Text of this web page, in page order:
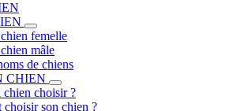
femelle
mâle
de chiens
CHIEN
chien choisir ?
choisir son chien ?